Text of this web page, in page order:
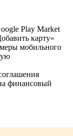
Play Market
карту»
мобильного
финансовый